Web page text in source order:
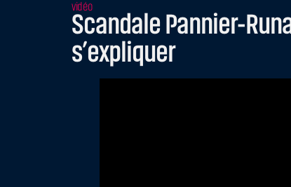
vidéo
Scandale Pannier-
s’expliquer